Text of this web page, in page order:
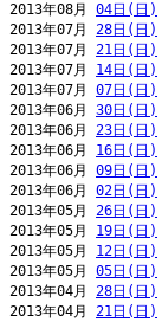
2013年08月 04日(日)
2013年07月 28日(日)
2013年07月 21日(日)
2013年07月 14日(日)
2013年07月 07日(日)
2013年06月 30日(日)
2013年06月 23日(日)
2013年06月 16日(日)
2013年06月 09日(日)
2013年06月 02日(日)
2013年05月 26日(日)
2013年05月 19日(日)
2013年05月 12日(日)
2013年05月 05日(日)
2013年04月 28日(日)
2013年04月 21日(日)